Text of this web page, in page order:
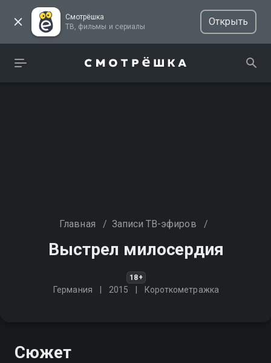
Смотрёшка
ТВ, фильмы и сериалы
Открыть
Главная / Записи ТВ-эфиров /
Выстрел милосердия
18+
Германия 2015 Короткометражка
Сюжет